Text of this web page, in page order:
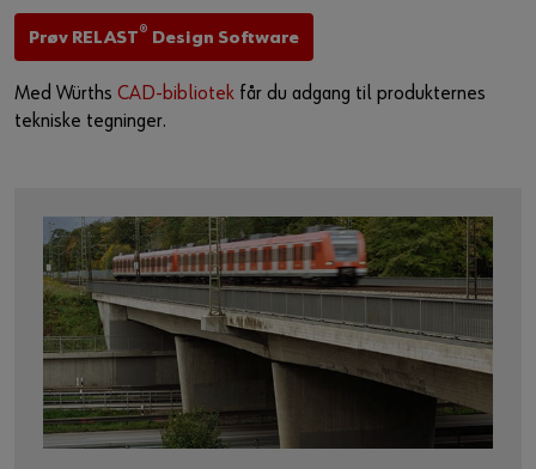
Prøv RELAST® Design Software
Med Würths CAD-bibliotek får du adgang til produkternes
tekniske tegninger.